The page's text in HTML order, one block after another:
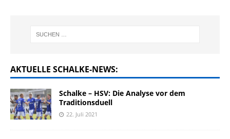
AKTUELLE SCHALKE-NEWS:
Schalke – HSV: Die Analyse vor dem
Traditionsduell
22. Juli 2021